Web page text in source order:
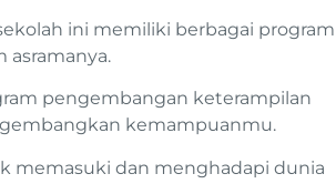
ini memiliki berbagai program
pengembangan keterampilan
kemampuanmu.
memasuki dan menghadapi dunia